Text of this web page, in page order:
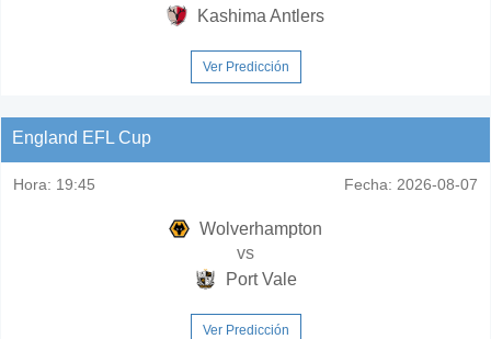
Kashima Antlers
Ver Predicción
England EFL Cup
Hora: 19:45 Fecha: 2026-08-07
Wolverhampton
vs
Port Vale
Ver Predicción